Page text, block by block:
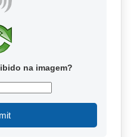
na imagem?